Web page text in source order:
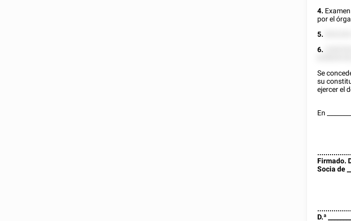
4.
por el
5.
6.
Se
su
ejercer el
En
Firmado.
Socia de
D.ª